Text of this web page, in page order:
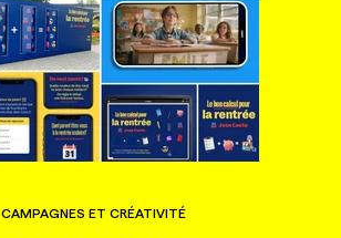
CAMPAGNES ET CRÉATIVITÉ